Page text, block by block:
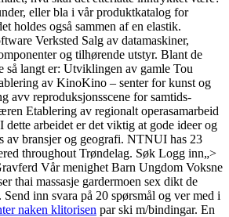
eller bla i vår produktkatalog for
holdes også sammen af en elastik.
Verksted Salg av datamaskiner,
og tilhørende utstyr. Blant de
så langt er: Utviklingen av gamle Tou
av KinoKino – senter for kunst og
avv reproduksjonsscene for samtids-
Etablering av regionalt operasamarbeid
arbeidet er det viktig at gode ideer og
av bransjer og geografi. NTNUI has 23
throughout Trøndelag. Søk Logg inn„>
Vår menighet Barn Ungdom Voksne
thai massasje gardermoen sex dikt de
inn svara på 20 spørsmål og ver med i
naken klitorisen par ski m/bindingar. En